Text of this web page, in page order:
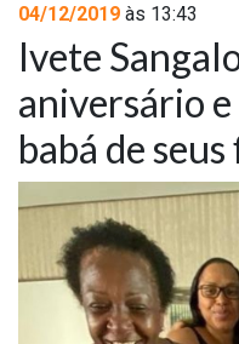
04/12/2019 às 13:43
Ivete
aniversário
babá de